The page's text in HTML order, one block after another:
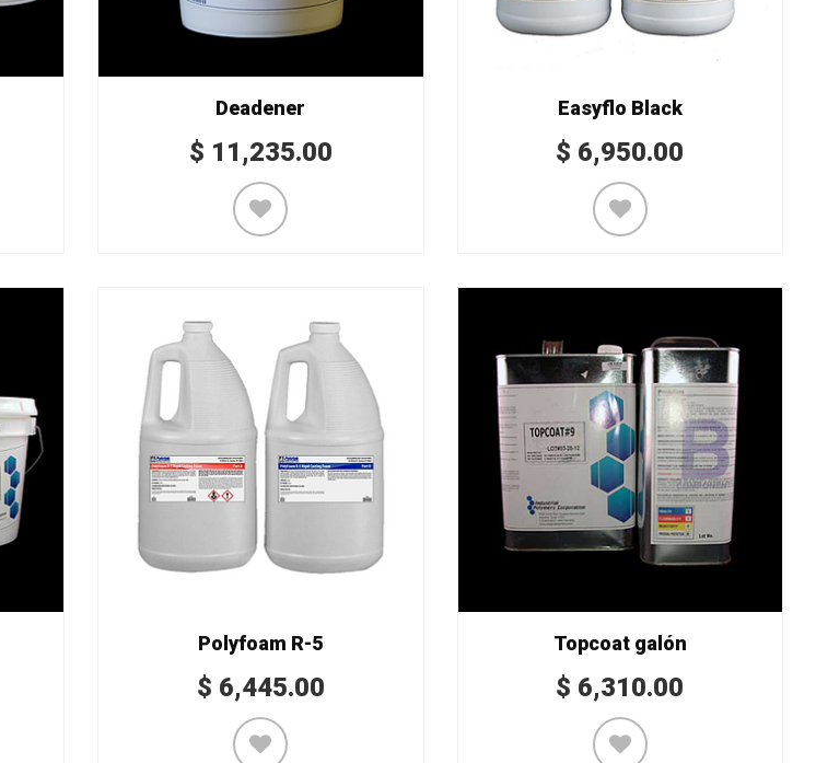
Deadener
$ 11,235.00
Easyflo Black
$ 6,950.00
Polyfoam R-5
$ 6,445.00
Topcoat galón
$ 6,310.00